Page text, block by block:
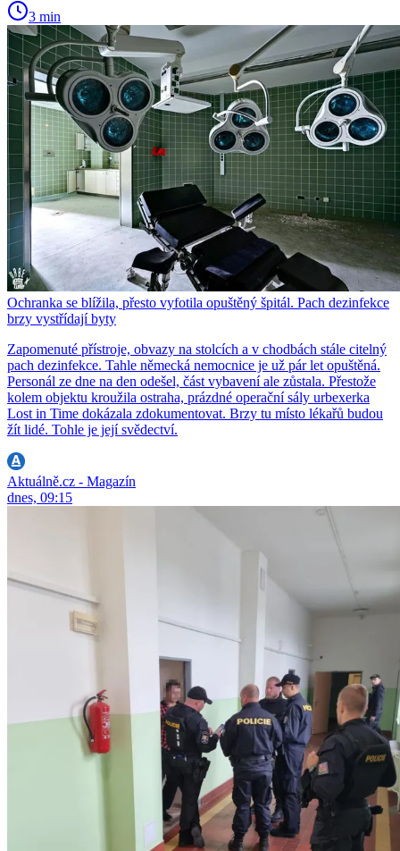
3 min
Ochranka se blížila, přesto vyfotila opuštěný špitál. Pach dezinfekce
brzy vystřídají byty
Zapomenuté přístroje, obvazy na stolcích a v chodbách stále citelný
pach dezinfekce. Tahle německá nemocnice je už pár let opuštěná.
Personál ze dne na den odešel, část vybavení ale zůstala. Přestože
kolem objektu kroužila ostraha, prázdné operační sály urbexerka
Lost in Time dokázala zdokumentovat. Brzy tu místo lékařů budou
žít lidé. Tohle je její svědectví.
Aktuálně.cz - Magazín
dnes, 09:15